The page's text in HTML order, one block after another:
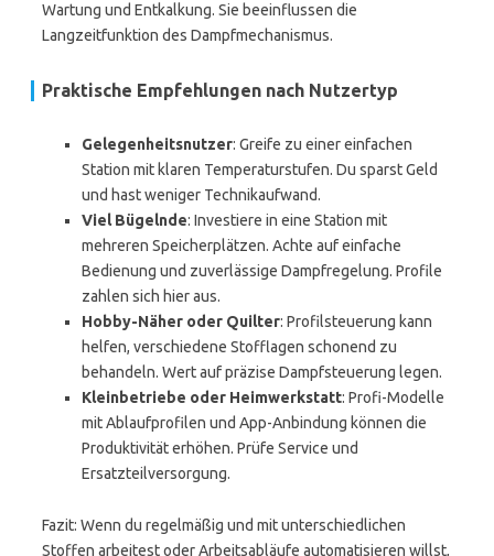
Wartung und Entkalkung. Sie beeinflussen die
Langzeitfunktion des Dampfmechanismus.
Praktische Empfehlungen nach Nutzertyp
Gelegenheitsnutzer: Greife zu einer einfachen
Station mit klaren Temperaturstufen. Du sparst Geld
und hast weniger Technikaufwand.
Viel Bügelnde: Investiere in eine Station mit
mehreren Speicherplätzen. Achte auf einfache
Bedienung und zuverlässige Dampfregelung. Profile
zahlen sich hier aus.
Hobby-Näher oder Quilter: Profilsteuerung kann
helfen, verschiedene Stofflagen schonend zu
behandeln. Wert auf präzise Dampfsteuerung legen.
Kleinbetriebe oder Heimwerkstatt: Profi-Modelle
mit Ablaufprofilen und App-Anbindung können die
Produktivität erhöhen. Prüfe Service und
Ersatzteilversorgung.
Fazit: Wenn du regelmäßig und mit unterschiedlichen
Stoffen arbeitest oder Arbeitsabläufe automatisieren willst,